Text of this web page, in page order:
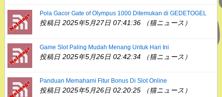
Pola Gacor Gate of Olympus 1000 Ditemukan di GEDETOGEL
投稿日 2025年5月27日 07:41:36 （猫ニュース）
Game Slot Paling Mudah Menang Untuk Hari Ini
投稿日 2025年5月26日 02:42:34 （猫ニュース）
Panduan Memahami Fitur Bonus Di Slot Online
投稿日 2025年5月26日 02:20:25 （猫ニュース）